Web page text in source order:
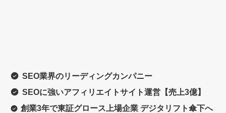
SEO業界のリーディングカンパニー
SEOに強いアフィリエイトサイト運営 【売上3億】
創業3年で東証グロース上場企業 デジタリフト傘下へ